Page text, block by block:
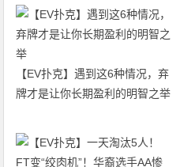
【EV扑克】遇到这6种情况，弃
牌才是让你长期盈利的明智之举